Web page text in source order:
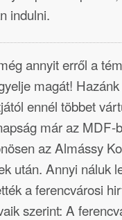
indulni.
annyit erről a
magát!
ennél többet
már az MDF-
az Almássy
után. Annyi náluk
a ferencvárosi
szerint: A